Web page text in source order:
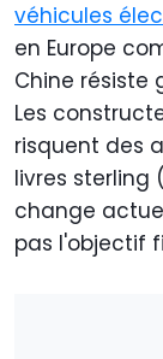
véhicules
en Europe
Chine résiste
Les
risquent des
livres sterling
change
pas l'objectif